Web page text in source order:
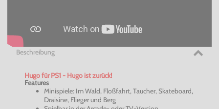
Beschreibung
Hugo für PS1 - Hugo ist zurück!
Features
Minispiele: Im Wald, Floßfahrt, Taucher, Skateboard,
Draisine, Flieger und Berg